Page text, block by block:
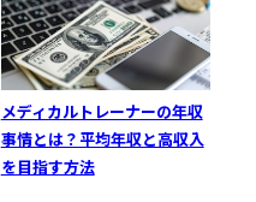
メディカルトレーナーの年収
事情とは？平均年収と高収入
を目指す方法